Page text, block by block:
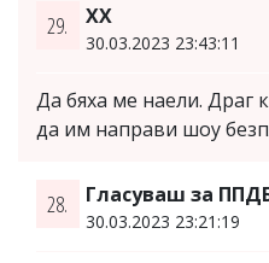
29. XX
30.03.2023 23:43:11
Да бяха ме наели.
да им направи шоу
28. Гласуваш за
30.03.2023 23:21:19